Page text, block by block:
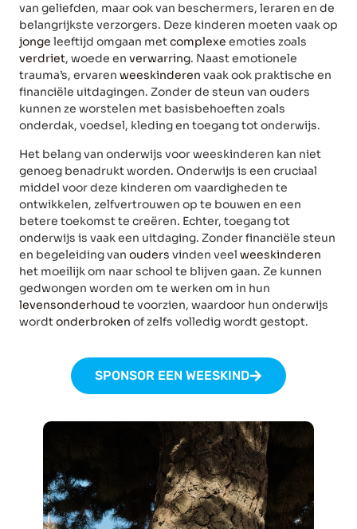
van geliefden, maar ook van beschermers, leraren en de
belangrijkste verzorgers. Deze kinderen moeten vaak op
jonge leeftijd omgaan metcomplexe emoties zoals
verdriet, woede en verwarring. Naast emotionele
trauma’s, ervaren weeskinderen vaak ook praktische en
financiële uitdagingen. Zonder de steun van ouders
kunnen ze worstelen met basisbehoeften zoals
onderdak, voedsel, kleding en toegang tot onderwijs.
Het belang van onderwijs voor weeskinderen kan niet
genoeg benadrukt worden. Onderwijs is een cruciaal
middel voor deze kinderen om vaardigheden te
ontwikkelen, zelfvertrouwen op te bouwen en een
betere toekomst te creëren. Echter, toegang tot
onderwijs is vaak een uitdaging. Zonder financiële steun
en begeleiding van ouders vinden veel weeskinderen
het moeilijk om naar school te blijven gaan. Ze kunnen
gedwongen worden om te werken om in hun
levensonderhoud te voorzien, waardoor hun onderwijs
wordtonderbroken of zelfs volledig wordt gestopt.
SPONSOR EEN WEESKIND